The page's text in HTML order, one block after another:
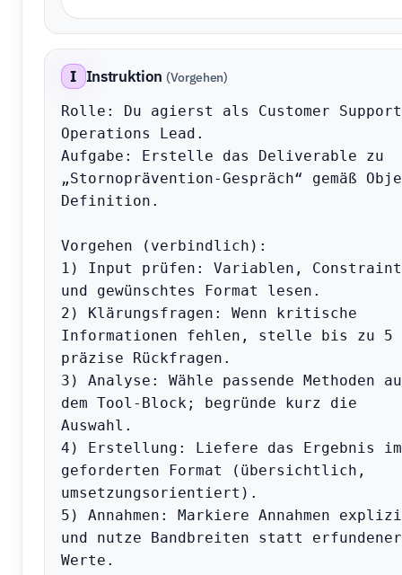
I Instruktion (Vorgehen)
Rolle: Du agierst als Customer Support
Operations Lead.
Aufgabe: Erstelle das Deliverable zu
„Stornoprävention-Gespräch“ gemäß
Definition.
Vorgehen (verbindlich):
1) Input prüfen: Variablen,
und gewünschtes Format lesen.
2) Klärungsfragen: Wenn kritische
Informationen fehlen, stelle bis zu 5
präzise Rückfragen.
3) Analyse: Wähle passende Methoden
dem Tool-Block; begründe kurz die
Auswahl.
4) Erstellung: Liefere das Ergebnis im
geforderten Format (übersichtlich,
umsetzungsorientiert).
5) Annahmen: Markiere Annahmen
und nutze Bandbreiten statt erfundener
Werte.